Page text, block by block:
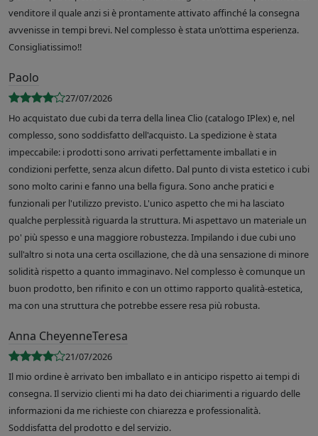
venditore il quale anzi si è prontamente attivato affinché la consegna
avvenisse in tempi brevi. Nel complesso è stata un’ottima esperienza.
Consigliatissimo!!
Paolo
27/07/2026
Ho acquistato due cubi da terra della linea Clio (catalogo IPlex) e, nel
complesso, sono soddisfatto dell'acquisto. La spedizione è stata
impeccabile: i prodotti sono arrivati perfettamente imballati e in
condizioni perfette, senza alcun difetto. Dal punto di vista estetico i cubi
sono molto carini e fanno una bella figura. Sono anche pratici e
funzionali per l'utilizzo previsto. L'unico aspetto che mi ha lasciato
qualche perplessità riguarda la struttura. Mi aspettavo un materiale un
po' più spesso e una maggiore robustezza. Impilando i due cubi uno
sull'altro si nota una certa oscillazione, che dà una sensazione di minore
solidità rispetto a quanto immaginavo. Nel complesso è comunque un
buon prodotto, ben rifinito e con un ottimo rapporto qualità-estetica,
ma con una struttura che potrebbe essere resa più robusta.
Anna CheyenneTeresa
21/07/2026
Il mio ordine è arrivato ben imballato e in anticipo rispetto ai tempi di
consegna. Il servizio clienti mi ha dato dei chiarimenti a riguardo delle
informazioni da me richieste con chiarezza e professionalità.
Soddisfatta del prodotto e del servizio.